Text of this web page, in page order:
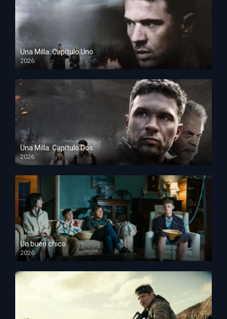
Una Milla: Capítulo Uno
2026
HD 1080p
Una Milla: Capítulo Dos
2026
HD 1080p
Un buen chico
2026
HD 1080p